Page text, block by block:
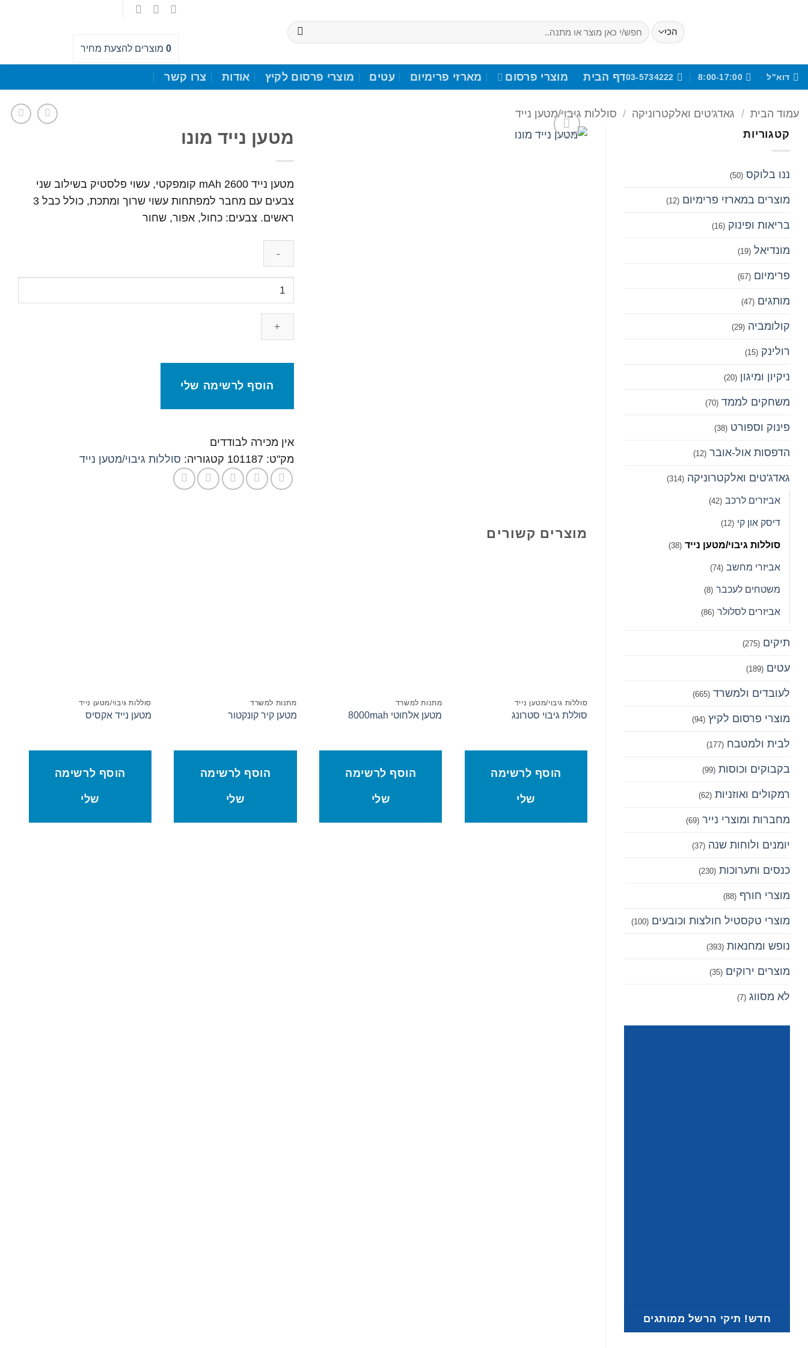
חיפוש
עבור:
0 מוצריםלהצעת מחיר
דוא"ל 8:00-17:00
03-5734222דף הבית מוצרי פרסום מארזי פרימיום עטים מוצרי פרסום לקיץ אודות צרו קשר
עמוד הבית / גאדג'טים ואלקטרוניקה / סוללות גיבוי/מטען נייד
קטגוריות
ננו בלוקס (50)
מוצרים במארזי פרימיום (12)
בריאות ופינוק (16)
מונדיאל (19)
פרימיום‎ (67)
מותגים (47)
קולומביה (29)
רולינק (15)
ניקיון ומיגון (20)
משחקים לממד (70)
פינוק וספורט (38)
הדפסות אול-אובר (12)
גאדג'טים ואלקטרוניקה (314)
אביזרים לרכב (42)
דיסק און קי (12)
סוללות גיבוי/מטען נייד (38)
אביזרי מחשב (74)
משטחים לעכבר (8)
אביזרים לסלולר (86)
תיקים (275)
עטים (189)
לעובדים ולמשרד (665)
מוצרי פרסום לקיץ (94)
לבית ולמטבח (177)
בקבוקים וכוסות (99)
רמקולים ואוזניות (62)
מחברות ומוצרי נייר (69)
יומנים ולוחות שנה (37)
כנסים ותערוכות (230)
מוצרי חורף (88)
מוצרי טקסטיל חולצות וכובעים (100)
נופש ומחנאות (393)
מוצרים ירוקים (35)
לא מסווג (7)
חדש! תיקי הרשל ממותגים
מטען נייד מונו
מטען נייד 2600 mAh קומפקטי, עשוי פלסטיק בשילוב שני
צבעים עם מחבר למפתחות עשוי שרוך ומתכת, כולל כבל 3
ראשים. צבעים: כחול, אפור, שחור
מטען
נייד
מונו
הוסף לרשימה שלי
אין מכירה לבודדים
מק"ט:101187 קטגוריה: סוללות גיבוי/מטען נייד
מוצרים קשורים
סוללות גיבוי/מטען נייד
סוללת גיבוי סטרונג
הוסף לרשימה
שלי
מתנות למשרד
מטען אלחוטי 8000mah
הוסף לרשימה
שלי
מתנות למשרד
מטען קיר קונקטור
הוסף לרשימה
שלי
סוללות גיבוי/מטען נייד
מטען נייד אקסיס
הוסף לרשימה
שלי